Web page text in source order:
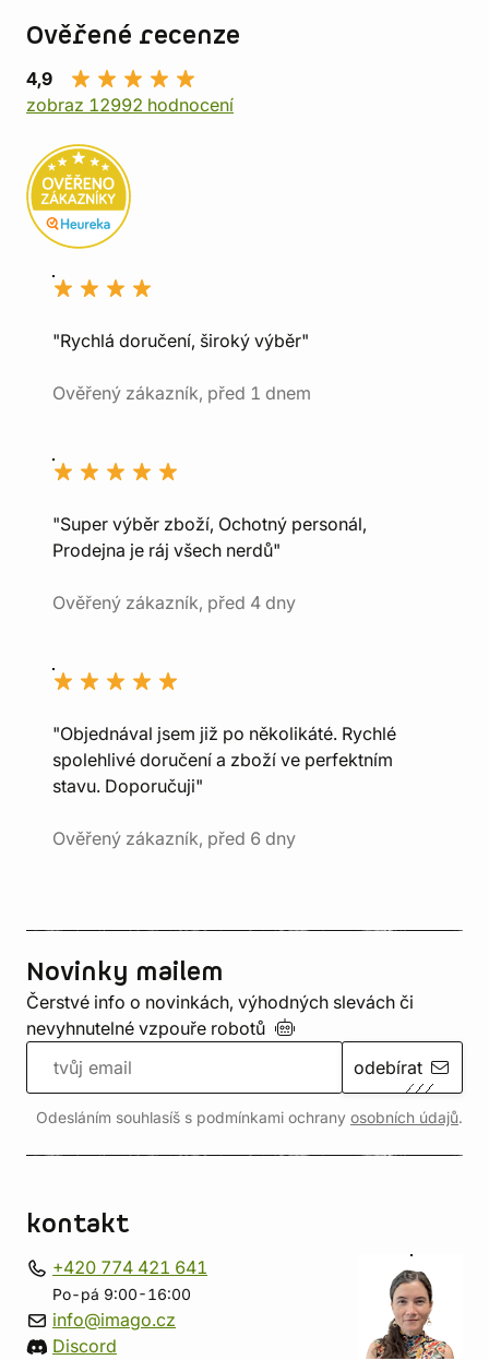
Ověřené recenze
4,9
zobraz 12992 hodnocení
"Rychlá doručení, široký výběr"
Ověřený zákazník, před 1 dnem
"Super výběr zboží, Ochotný personál,
Prodejna je ráj všech nerdů"
Ověřený zákazník, před 4 dny
"Objednával jsem již po několikáté. Rychlé
spolehlivé doručení a zboží ve perfektním
stavu. Doporučuji"
Ověřený zákazník, před 6 dny
Novinky mailem
Čerstvé info o novinkách, výhodných slevách či
nevyhnutelné vzpouře robotů
odebírat
Odesláním souhlasíš s podmínkami ochrany osobních údajů.
kontakt
+420 774 421 641
Po-pá 9:00-16:00
info@imago.cz
Discord